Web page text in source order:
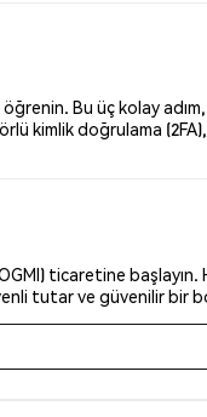
Bu üç kolay
doğrulama
ticaretine başlayın.
tutar ve güvenilir bir